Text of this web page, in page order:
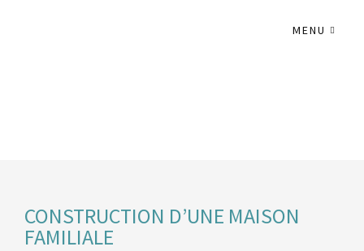
MENU
CONSTRUCTION D’UNE MAISON
FAMILIALE